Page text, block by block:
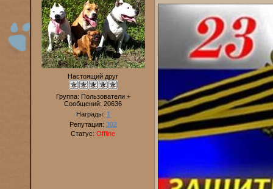
Настоящий друг
Группа: Пользователи +
Сообщений: 20636
Награды: 1
Репутация: 302
Статус: Offline